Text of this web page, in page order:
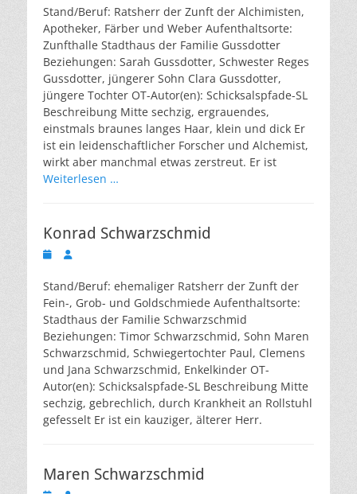
Stand/Beruf: Ratsherr der Zunft der Alchimisten,
Apotheker, Färber und Weber Aufenthaltsorte:
Zunfthalle Stadthaus der Familie Gussdotter
Beziehungen: Sarah Gussdotter, Schwester Reges
Gussdotter, jüngerer Sohn Clara Gussdotter,
jüngere Tochter OT-Autor(en): Schicksalspfade-SL
Beschreibung Mitte sechzig, ergrauendes,
einstmals braunes langes Haar, klein und dick Er
ist ein leidenschaftlicher Forscher und Alchemist,
wirkt aber manchmal etwas zerstreut. Er ist
Weiterlesen …
Konrad Schwarzschmid
Veröffentlicht
Autor
Stand/Beruf: ehemaliger Ratsherr der Zunft der
Fein-, Grob- und Goldschmiede Aufenthaltsorte:
Stadthaus der Familie Schwarzschmid
Beziehungen: Timor Schwarzschmid, Sohn Maren
Schwarzschmid, Schwiegertochter Paul, Clemens
und Jana Schwarzschmid, Enkelkinder OT-
Autor(en): Schicksalspfade-SL Beschreibung Mitte
sechzig, gebrechlich, durch Krankheit an Rollstuhl
gefesselt Er ist ein kauziger, älterer Herr.
Maren Schwarzschmid